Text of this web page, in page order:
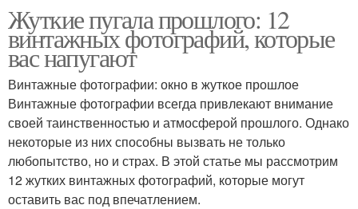
Старинная фотография
Фотография с
неестественным фоном
Дети с
неестественными
выражениями
Страх перед
винтажными
фотографиями
Пугала в фотографиях
Жуткие пугала прошлого: 12
винтажных фотографий, которые
вас напугают
Винтажные фотографии: окно в жуткое прошлое
Винтажные фотографии всегда привлекают внимание
своей таинственностью и атмосферой прошлого. Однако
некоторые из них способны вызвать не только
любопытство, но и страх. В этой статье мы рассмотрим
12 жутких винтажных фотографий, которые могут
оставить вас под впечатлением.